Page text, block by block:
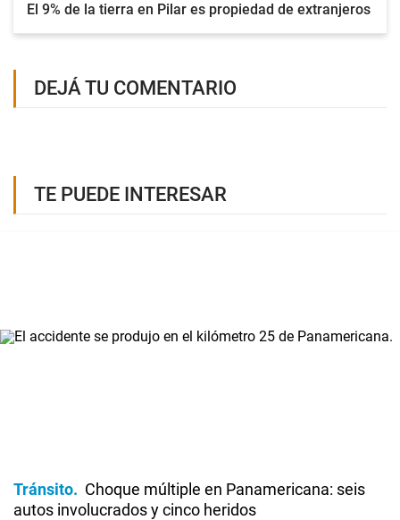
El 9% de la tierra en Pilar es propiedad de extranjeros
DEJÁ TU COMENTARIO
TE PUEDE INTERESAR
Tránsito
Choque múltiple en Panamericana: seis
autos involucrados y cinco heridos